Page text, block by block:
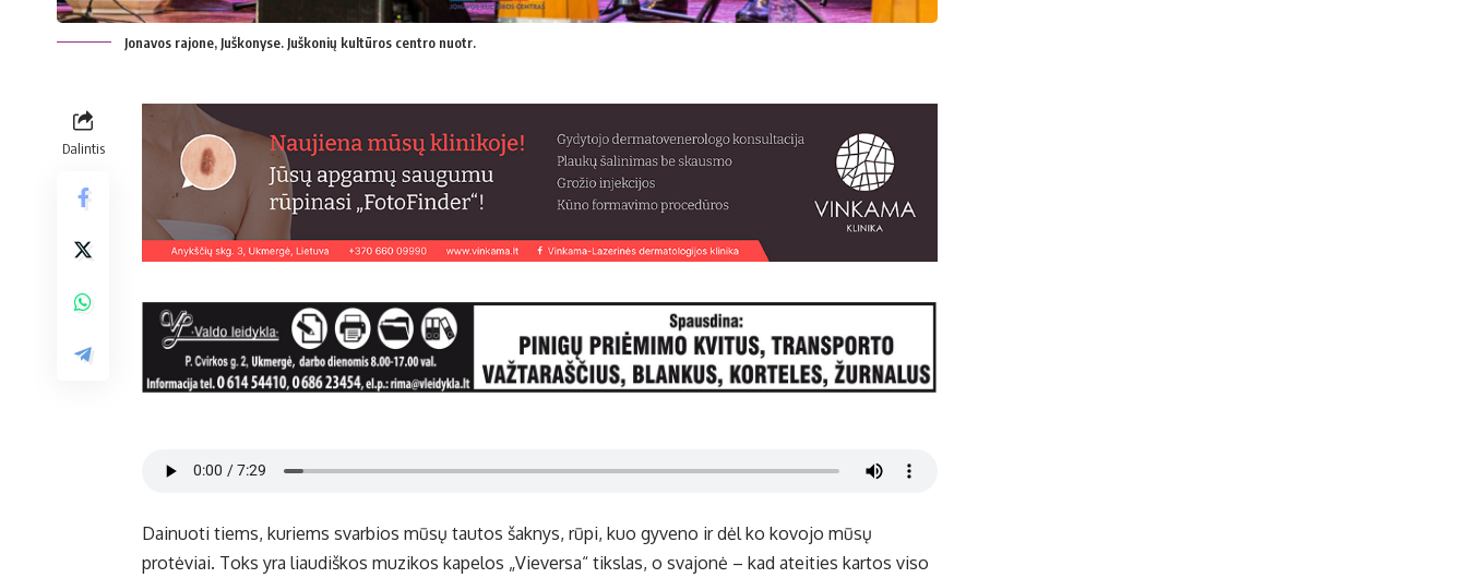
Jonavos rajone, Juškonyse. Juškonių kultūros centro nuotr.
Dalintis
Dainuoti tiems, kuriems svarbios mūsų tautos šaknys, rūpi, kuo gyveno ir dėl ko kovojo mūsų
protėviai. Toks yra liaudiškos muzikos kapelos „Vieversa“ tikslas, o svajonė – kad ateities kartos viso